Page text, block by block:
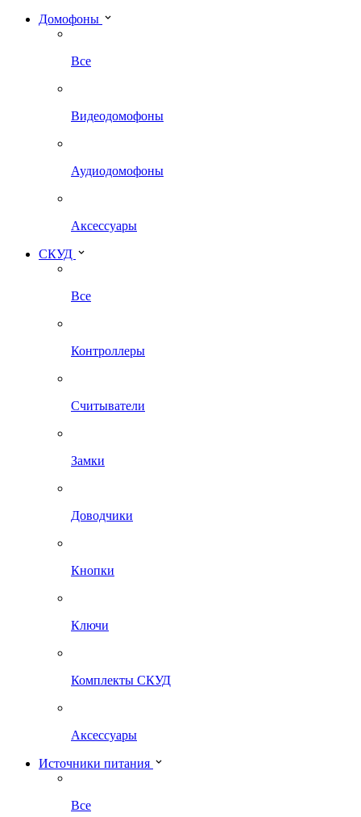
Домофоны
Все
Видеодомофоны
Аудиодомофоны
Аксессуары
СКУД
Все
Контроллеры
Считыватели
Замки
Доводчики
Кнопки
Ключи
Комплекты СКУД
Аксессуары
Источники питания
Все